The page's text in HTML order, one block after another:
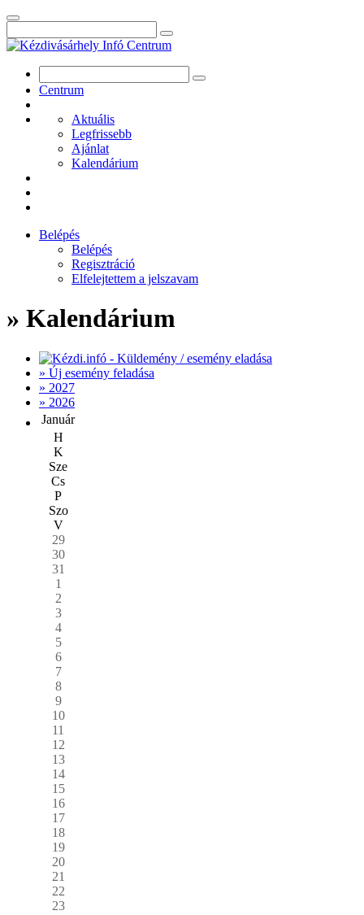
Centrum
Aktuális
Legfrissebb
Ajánlat
Kalendárium
Belépés
Belépés
Regisztráció
Elfelejtettem a jelszavam
» Kalendárium
» Új esemény feladása
» 2027
» 2026
Január
H
K
Sze
Cs
P
Szo
V
29
30
31
1
2
3
4
5
6
7
8
9
10
11
12
13
14
15
16
17
18
19
20
21
22
23